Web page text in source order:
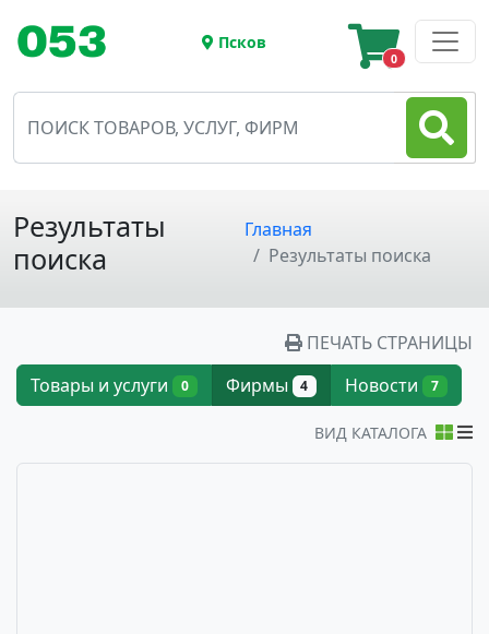
Псков
0
Результаты
поиска
Главная
Результаты поиска
ПЕЧАТЬ СТРАНИЦЫ
Товары и услуги
0 Фирмы 4 Новости 7
ВИД КАТАЛОГА